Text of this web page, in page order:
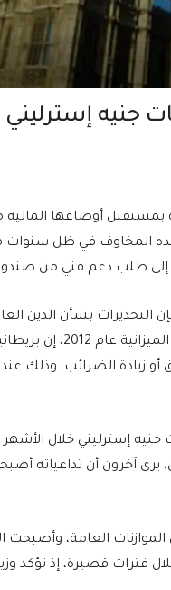
أوضاعها المالية
هذه المخاوف في ظل
إلى طلب دعم فني من صندوق
التحذيرات بشأن الدين
السير روبرت تشوت، الرئيس
زيادة الضرائب، وذلك
الدين الوطني البريطاني 3 تريليونات
يرى آخرون أن تداعياته
العامة،
فترات قصيرة، إذ تؤكد